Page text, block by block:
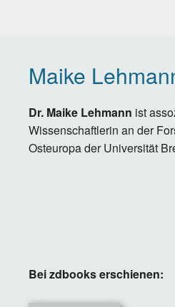
Maike
Dr. Maike Lehmann ist
Wissenschaftlerin an der
Osteuropa der Universität
Bei zdbooks erschienen: